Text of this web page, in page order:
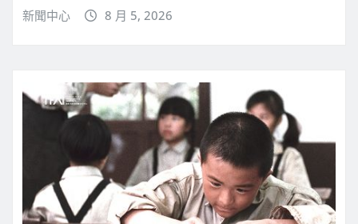
新聞中心 8 月 5, 2026